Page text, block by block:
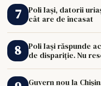
Poli Iași, datorii
cât are de încasat
Poli Iași răspunde
de dispariție. Nu
Guvern nou la